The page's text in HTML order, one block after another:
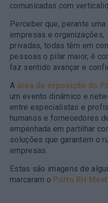
comunicadas com
Perceber que, perante
empresas e organizações,
privadas, todas têm em
pessoas o pilar maior, é
faz sentido avançar e
A área de exposição do
um evento dinâmico e
entre especialistas e
humanos e fornecedores
empenhada em partilhar
soluções que garantem o
empresas.
Estas são imagens de
marcaram o Porto RH